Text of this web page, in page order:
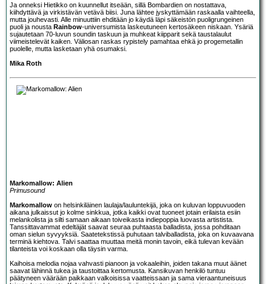
Ja onneksi Hietikko on kuunnellut itseään, sillä Bombardien on nostattava,
kiihdyttävä ja virkistävän vetävä biisi. Juna lähtee jyskyttämään raskaalla vaihteella,
mutta jouhevasti. Alle minuuttiin ehditään jo käydä läpi säkeistön puoligrungeinen
puoli ja nousta Rainbow-universumista laskeutuneen kertosäkeen niskaan. Ysäriä
sujautetaan 70-luvun soundin taskuun ja muhkeat kiipparit sekä taustalaulut
viimeistelevät kaiken. Väliosan raskas rypistely pamahtaa ehkä jo progemetallin
puolelle, mutta lasketaan yhä osumaksi.
Mika Roth
Markomallow: Alien
Primusound
Markomallow on helsinkiläinen laulaja/lauluntekijä, joka on kuluvan loppuvuoden
aikana julkaissut jo kolme sinkkua, jotka kaikki ovat tuoneet jotain erilaista esiin
melankolista ja silti samaan aikaan toiveikasta indiepoppia luovasta artistista.
Tanssittavammat edeltäjät saavat seuraa puhtaasta balladista, jossa pohditaan
oman sielun syvyyksiä. Saatetekstissä puhutaan talviballadista, joka on kuvaavana
terminä kiehtova. Talvi saattaa muuttaa meitä monin tavoin, eikä tulevan kevään
tilanteista voi koskaan olla täysin varma.
Kaihoisa melodia nojaa vahvasti pianoon ja vokaaleihin, joiden takana muut äänet
saavat lähinnä tukea ja taustoittaa kertomusta. Kansikuvan henkilö tuntuu
päätyneen väärään paikkaan valkoisissa vaatteissaan ja sama vieraantuneisuus